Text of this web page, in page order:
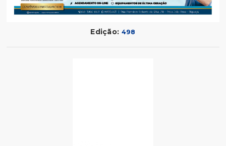
Edição: 498